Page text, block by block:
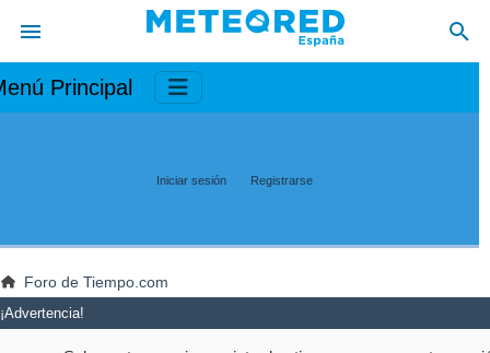
Principal
Iniciar sesión Registrarse
Foro de Tiempo.com
¡Advertencia!